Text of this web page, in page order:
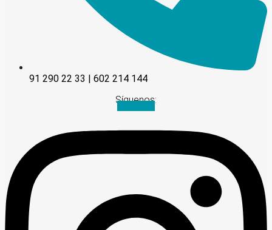
91 290 22 33 | 602 214 144
Síguenos: